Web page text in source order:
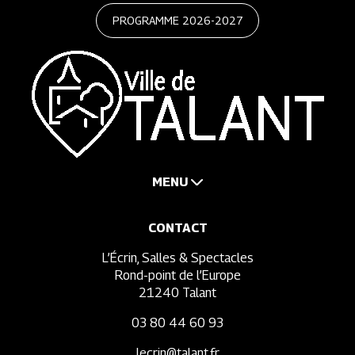
PROGRAMME 2026-2027
MENU
CONTACT
L’Écrin, Salles & Spectacles
Rond-point de l’Europe
21240 Talant
03 80 44 60 93